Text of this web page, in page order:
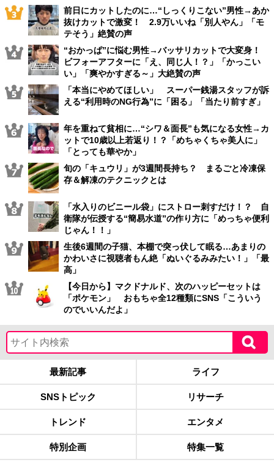
前日にカットしたのに…“しっくりこない”男性→あか
抜けカットで激変！ 2.9万いいね「別人やん」「モ
テそう」絶賛の声
“おかっぱ”に悩む男性→バッサリカットで大変身！
ビフォーアフターに「え、同じ人！？」「かっこい
い」「爽やかすぎる～」大絶賛の声
「本当にやめてほしい」 スーパー銭湯スタッフが訴
える“利用時のNG行為”に「困る」「当たり前すぎ」
年を重ねて貧相に…“シワ＆面長”も気になる女性→カ
ットで10歳以上若返り！？「めちゃくちゃ美人に」
「とっても華やか」
旬の「キュウリ」が3週間長持ち？ まるごと冷凍保
存＆解凍のテクニックとは
「水入りのビニール袋」にストロー刺すだけ！？ 自
衛隊が伝授する“簡易水道”の作り方に「めっちゃ便利
じゃん！！」
生後6週間の子猫、本棚で突っ伏して眠る…あまりの
かわいさに視聴者もん絶「ぬいぐるみみたい！」「最
高」
【今日から】マクドナルド、次のハッピーセットは
「ポケモン」 おもちゃ全12種類にSNS「こういう
のでいいんだよ」
最新記事 ライフ
SNSトピック リサーチ
トレンド エンタメ
特別企画 特集一覧